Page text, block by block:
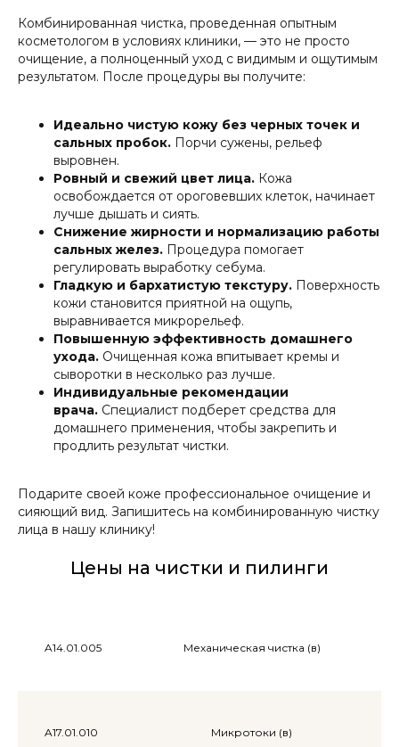
Комбинированная чистка, проведенная опытным
косметологом в условиях клиники, — это не просто
очищение, а полноценный уход с видимым и ощутимым
результатом. После процедуры вы получите:
Идеально чистую кожу без черных точек и
сальных пробок. Порчи сужены, рельеф
выровнен.
Ровный и свежий цвет лица. Кожа
освобождается от ороговевших клеток, начинает
лучше дышать и сиять.
Снижение жирности и нормализацию работы
сальных желез. Процедура помогает
регулировать выработку себума.
Гладкую и бархатистую текстуру. Поверхность
кожи становится приятной на ощупь,
выравнивается микрорельеф.
Повышенную эффективность домашнего
ухода. Очищенная кожа впитывает кремы и
сыворотки в несколько раз лучше.
Индивидуальные рекомендации
врача. Специалист подберет средства для
домашнего применения, чтобы закрепить и
продлить результат чистки.
Подарите своей коже профессиональное очищение и
сияющий вид. Запишитесь на комбинированную чистку
лица в нашу клинику!
Цены на чистки и пилинги
A14.01.005 Механическая чистка (в)
A17.01.010 Микротоки (в)